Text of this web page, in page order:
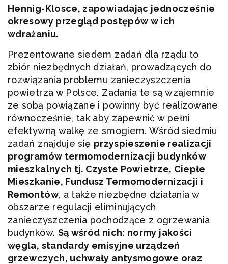
Hennig-Klosce, zapowiadając jednocześnie
okresowy przegląd postępów w ich
wdrażaniu.
Prezentowane siedem zadań dla rządu to
zbiór niezbędnych działań, prowadzących do
rozwiązania problemu zanieczyszczenia
powietrza w Polsce. Zadania te są wzajemnie
ze sobą powiązane i powinny być realizowane
równocześnie, tak aby zapewnić w pełni
efektywną walkę ze smogiem. Wśród siedmiu
zadań znajduje się przyspieszenie realizacji
programów termomodernizacji budynków
mieszkalnych tj. Czyste Powietrze, Ciepłe
Mieszkanie, Fundusz Termomodernizacji i
Remontów, a także niezbędne działania w
obszarze regulacji eliminujących
zanieczyszczenia pochodzące z ogrzewania
budynków. Są wśród nich: normy jakości
węgla, standardy emisyjne urządzeń
grzewczych, uchwały antysmogowe oraz